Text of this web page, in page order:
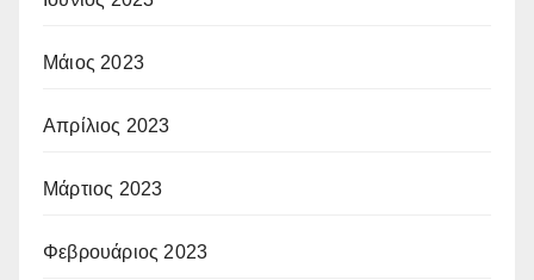
Μάιος 2023
Απρίλιος 2023
Μάρτιος 2023
Φεβρουάριος 2023